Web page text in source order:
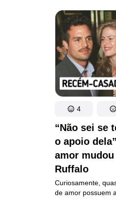
como a versão
Imprevistos e
projetos, inclusive
preferidas.
“Não sei se
o apoio
amor
Ruffalo
Curiosamente,
de amor possuem
4